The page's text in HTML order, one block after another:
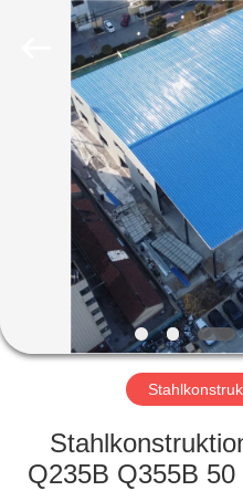
HAUS
PRODUKTE
VIDEOS
VR
SHOW
ÜBER
UNS
Q235B Q355B